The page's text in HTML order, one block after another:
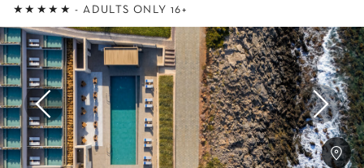
★★★★★ - ADULTS ONLY 16+